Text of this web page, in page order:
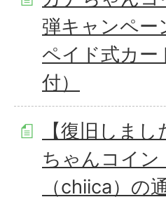
弾キャンペー
ペイド式カー
付）
【復旧しま
ちゃんコイン
（chiica）の